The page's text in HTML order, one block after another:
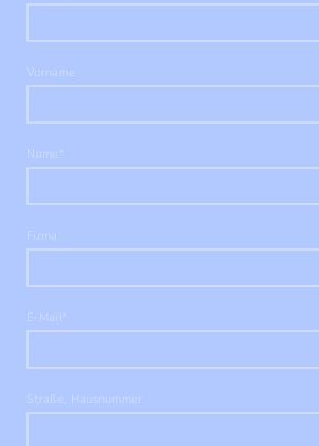
Vorname
Name *
Firma
E-Mail *
Straße, Hausnummer